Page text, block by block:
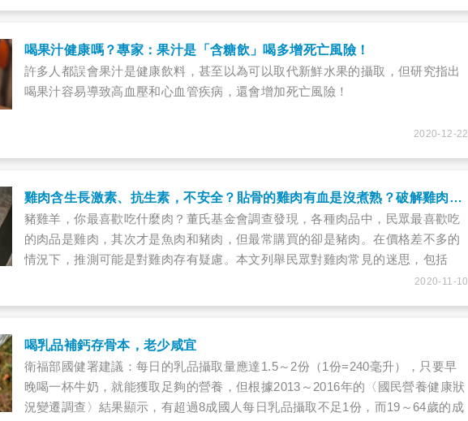
喝果汁健康嗎？專家：果汁是「含糖飲」喝多增死亡風險！
許多人都誤會果汁是健康飲料，甚至以為可以取代新鮮水果的攝取，但研究指出
喝果汁容易導致高血壓和心血管疾病，還會增加死亡風險！
2020-12-22
雞肉含生長激素、抗生素，不安全？貼骨的雞肉有血是沒煮熟？破解雞肉食安３迷思
豬雞羊，你最喜歡吃什麼肉？董氏基金會調查發現，各種肉品中，民眾最喜歡吃
的肉品是雞肉，其次才是魚肉和豬肉，但最常購買的卻是豬肉。在價格差不多的
情況下，推測可能是對雞肉存有疑慮。本文列舉民眾對雞肉常見的迷思，包括
「畜牧業者常打生長激素，刺激雞長大」、「雞肉中含有抗生素」、「貼骨的雞
2020-11-10
喝乳品補鈣存骨本，老少咸宜
衛福部國健署建議：每日的乳品攝取量應達1.5～2份（1份=240毫升），只要早
晚喝一杯牛奶，就能獲取足夠的營養，但根據2013～2016年的〈國民營養健康狀
況變遷調查〉結果顯示，有超過8成國人每日乳品攝取不足1份，而19～64歲的成